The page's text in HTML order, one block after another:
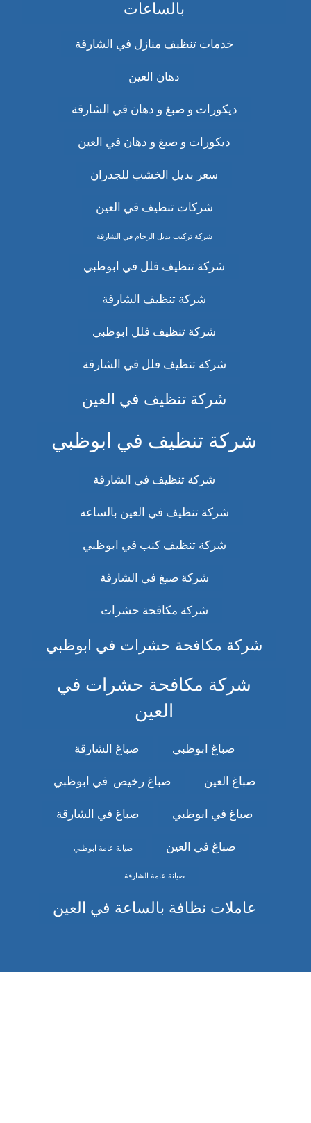
بالساعات
خدمات تنظيف منازل في الشارقة
دهان العين
ديكورات و صبغ و دهان في الشارقة
ديكورات و صبغ و دهان في العين
سعر بديل الخشب للجدران
شركات تنظيف في العين
شركة تركيب بديل الرخام في الشارقة
شركة تنظيف فلل في ابوظبي
شركة تنظيف الشارقة
شركة تنظيف فلل ابوظبي
شركة تنظيف فلل في الشارقة
شركة تنظيف في العين
شركة تنظيف في ابوظبي
شركة تنظيف في الشارقة
شركة تنظيف في العين بالساعه
شركة تنظيف كنب في ابوظبي
شركة صبغ في الشارقة
شركة مكافحة حشرات
شركة مكافحة حشرات في ابوظبي
شركة مكافحة حشرات في
العين
صباغ ابوظبي صباغ الشارقة
صباغ العين صباغ رخيص في ابوظبي
صباغ في ابوظبي صباغ في الشارقة
صباغ في العين صيانة عامة ابوظبي
صيانة عامة الشارقة
عاملات نظافة بالساعة في العين